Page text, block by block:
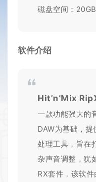
磁盘空间：
软件介绍
Hit’n’Mix
一款功能强大的
DAW为基础，
处理工具，旨在
杂声音调整，犹
RX套件，该软件